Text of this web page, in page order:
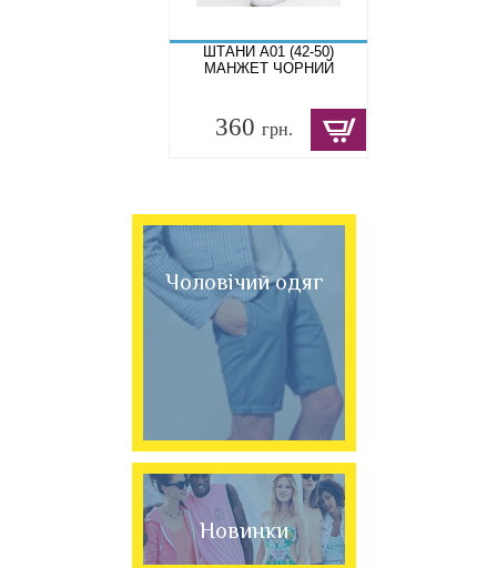
ШТАНИ A01 (42-50)
МАНЖЕТ ЧОРНИЙ
360 грн.
Чоловічий одяг
Новинки